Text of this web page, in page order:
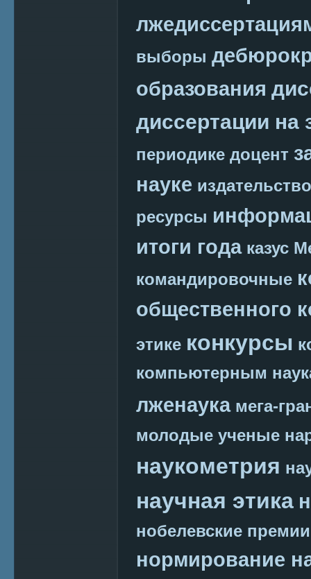
выборы
образования
диссертации на
периодике доцент
науке издательство
ресурсы
итоги года казус
командировочные
общественного
этике конкурсы
компьютерным
лженаука мега-
молодые ученые
наукометрия
научная этика
нобелевские премии
нормирование